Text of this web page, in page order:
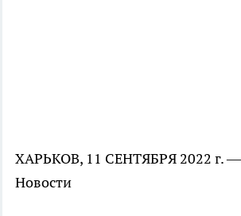
ХАРЬКОВ, 11 СЕНТЯБРЯ 2022 г.
Новости